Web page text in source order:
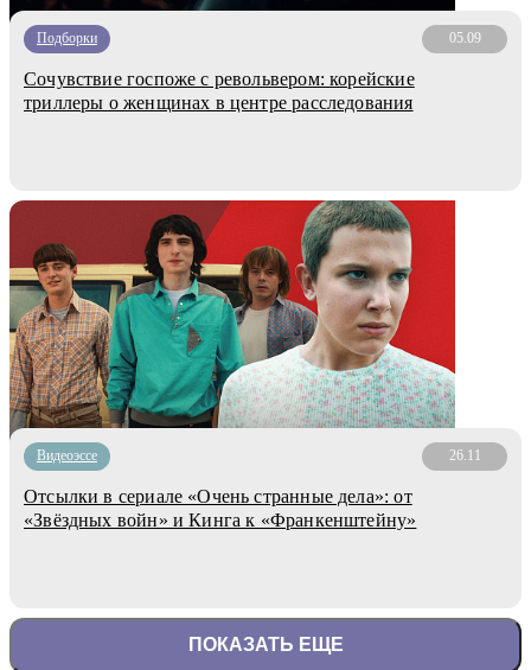
Подборки 05.09
Сочувствие госпоже с револьвером: корейские
триллеры о женщинах в центре расследования
Видеоэссе 26.11
Отсылки в сериале «Очень странные дела»: от
«Звёздных войн» и Кинга к «Франкенштейну»
ПОКАЗАТЬ ЕЩЕ